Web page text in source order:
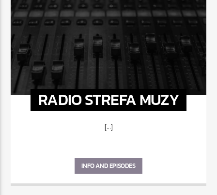
RADIO STREFA MUZY
[...]
INFO AND EPISODES